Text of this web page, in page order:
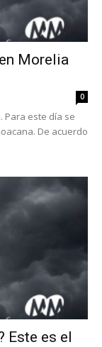
Morelia
0
Para este día se
De acuerdo
Este es el